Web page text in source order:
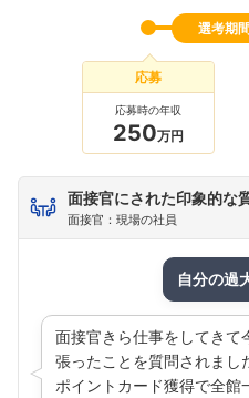
選考期
応募
応募時の年収
250万円
面接官にされた印象的な
面接官：現場の社員
自分の過
面接官きら仕事をしてきて
張ったことを質問されまし
ポイントカード獲得で全館